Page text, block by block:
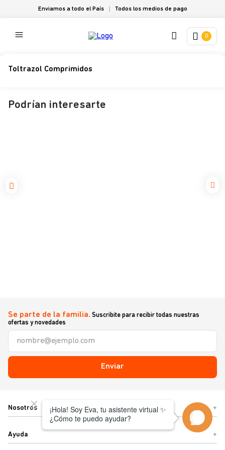
Enviamos a todo el País Todos los medios de pago
0
Toltrazol Comprimidos
Podrían interesarte
Se parte de la familia. Suscribite para recibir todas nuestras
ofertas y novedades
Enviar
Nosotros +
Ayuda +